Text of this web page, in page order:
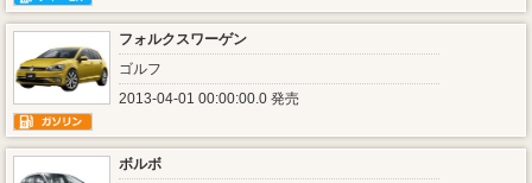
フォルクスワーゲン
ゴルフ
2013-04-01 00:00:00.0 発売
ボルボ